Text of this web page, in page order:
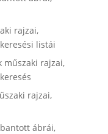
rajzai,
listái
rajzai,
rajzai,
ábrái,